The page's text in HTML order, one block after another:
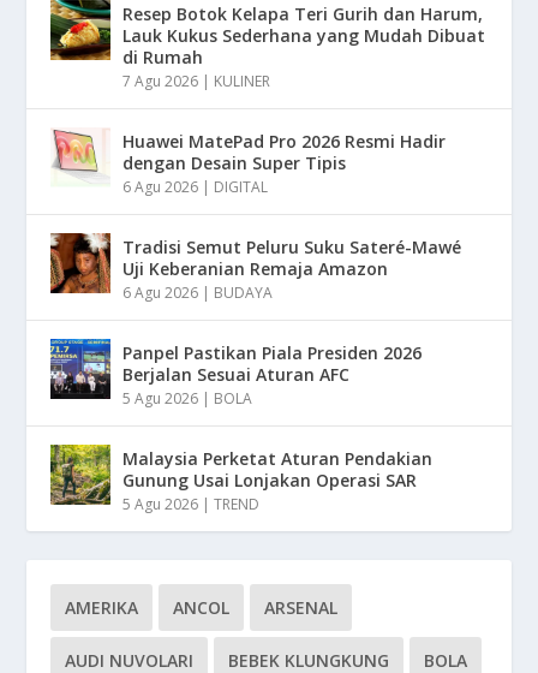
Resep Botok Kelapa Teri Gurih dan Harum,
Lauk Kukus Sederhana yang Mudah Dibuat
di Rumah
7 Agu 2026 | KULINER
Huawei MatePad Pro 2026 Resmi Hadir
dengan Desain Super Tipis
6 Agu 2026 | DIGITAL
Tradisi Semut Peluru Suku Sateré-Mawé
Uji Keberanian Remaja Amazon
6 Agu 2026 | BUDAYA
Panpel Pastikan Piala Presiden 2026
Berjalan Sesuai Aturan AFC
5 Agu 2026 | BOLA
Malaysia Perketat Aturan Pendakian
Gunung Usai Lonjakan Operasi SAR
5 Agu 2026 |TREND
AMERIKA ANCOL ARSENAL
AUDI NUVOLARI BEBEK KLUNGKUNG BOLA